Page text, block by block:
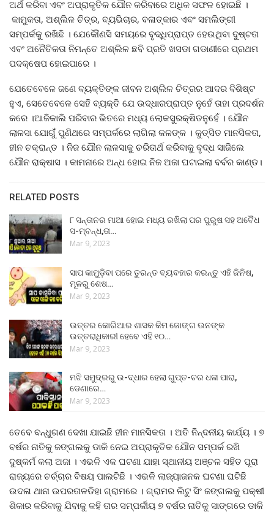
ଅର୍ଥ କରିବା ଏବଂ ଅପ୍ରାକୃତିକ ଯୌନ କରିବାରେ ଅଧିକ ସଫଳ ହୋଇଛି ।
କାମୁକତା, ଅଶ୍ଲିଳ ଚିତ୍ର, ବ୍ୟଭିଚାର, ବଳାତ୍କାର ଏବଂ ସମଲିଙ୍ଗୀ
ସମ୍ପର୍କକୁ ରଖିଛି । ଯେକୌଣସି ସମୟରେ ବୃଦ୍ଧିପ୍ରାପ୍ତ ହେଉଥିବା ଦୁଷ୍ଟତା
ଏବଂ ଅନୈତିକତା ନିମନ୍ତେ ଅଶ୍ଲିଳ ଛବି ପ୍ରତି ଖସଡା ଗଡାଣୀରେ ପ୍ରଥମ
ପଦକ୍ଷେପ ହୋଇପାରେ ।
ଯେତେବେଳେ ଜଣେ ବ୍ୟକ୍ତିଙ୍କ ଜୀବନ ଅଶ୍ଲିଳ ଚିତ୍ରର ଆଦର ବିଶିଷ୍ଟ
ହୁଏ, ସେତେବେଳେ ସେହି ବ୍ୟକ୍ତି ଯେ ଉଦ୍ଧାରପ୍ରାପ୍ତ ନୁହେଁ ତାହା ପ୍ରଦର୍ଶନ
କରେ ।ଆଜିକାଲି ପରିବାର ଭିତରେ ମଧ୍ୟ ଲୋକସୁରକ୍ଷିତନୁହେଁ । ଯୌନ
ଲାଳସା ଯୋଗୁଁ ପୁଣିଥରେ ସମ୍ପର୍କରେ ଲାଗିଲା କଳଙ୍କ । କୁତ୍ସିତ ମାନସିକତା,
ହୀନ ଚକ୍ରାନ୍ତ । ନିଜ ଯୌନ ଲାଳସାକୁ ଚରିତାର୍ଥ କରିବାକୁ ବୃଦ୍ଧ ସାଜିଲେ
ଯୌନ ରାକ୍ଷାସ । କାମନାରେ ଅନ୍ଧ ହୋଇ ନିଜ ଅଜା ଘଟାଇଲା ବର୍ବର କାଣ୍ଡ।
RELATED POSTS
୮ ସନ୍ତାନର ମାଆ ହୋଇ ମଧ୍ୟ ରଖିଲା ପର ପୁରୁଷ ସହ ଅବୈଧ
ସ-ମ୍ବନ୍ଧ,ତା…
Mar 9, 2023
ସାପ କାମୁଡ଼ିବା ପରେ ତୁରନ୍ତ ବ୍ୟବହାର କରନ୍ତୁ ଏହି ଜିନିଷ,
ମୂଳରୁ ଶେଷ…
Mar 9, 2023
ଉତ୍ତର କୋରିଆର ଶାସକ କିମ ଜୋଙ୍ଗ ଉନଙ୍କ
ଉତ୍ତରାଧିକାରୀ ହେବେ ଏହି ୧୦…
Mar 9, 2023
ମଝି ସମୁଦ୍ରରୁ ଉ-ଦ୍ଧାର ହେଲା ଗୁପ୍ତ-ଚର ଧଳା ପାରା,
ଡେଣାରେ…
Mar 9, 2023
ତେବେ ବନ୍ଧୁଗଣ ଦେଖା ଯାଇଛି ହୀନ ମାନସିକତା । ଅତି ନିନ୍ଦନୀୟ କାର୍ଯ୍ୟ । ୭
ବର୍ଷର ନାତିକୁ ଜଙ୍ଗଲକୁ ଡାକି ନେଇ ଅପ୍ରାକୃତିକ ଯୌନ ସମ୍ପର୍କ ରଖି
ଦୁଷ୍କର୍ମ କଲା ଅଜା । ଏଭଳି ଏକ ଘଟଣା ଯାହା ସ୍ଥାନୀୟ ଅଞ୍ଚଳ ସହିତ ପୂରା
ରାଜ୍ୟରେ ଚର୍ଚ୍ଚାର ବିଷୟ ପାଲଟିଛି । ଏଭଳି ଲାଜ୍ୟାଜନକ ଘଟଣା ଘଟିଛି
ଉଦଳା ଥାନା ଉପରତାଳଡିହା ଗ୍ରାମରେ । ଗ୍ରାମର ଲିଟୁ ସିଂ ଜଙ୍ଗଲକୁ ପକ୍ଷୀ
ଶିକାର କରିବାକୁ ଯିବାକୁ କହି ତାର ସମ୍ପର୍କୀୟ ୭ ବର୍ଷର ନାତିକୁ ସାଙ୍ଗରେ ଡାକି